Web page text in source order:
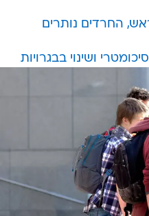
החרדים נותרים
ושינוי בבגרויות